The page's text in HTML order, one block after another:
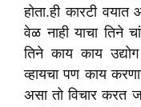
होता.ही कारटी
वेळ नाही याचा तिने
तिने काय काय
व्हायचा पण काय
असा तो विचार करत